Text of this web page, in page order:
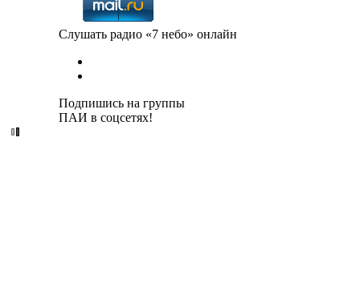
Слушать радио «7 небо» онлайн
Подпишись на группы
ПАИ в соцсетях!